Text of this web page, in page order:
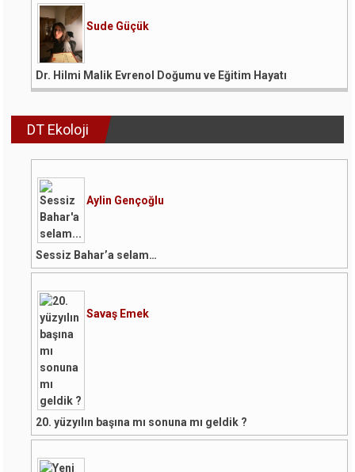
Sude Güçük
Dr. Hilmi Malik Evrenol Doğumu ve Eğitim Hayatı
DT Ekoloji
Aylin Gençoğlu
Sessiz Bahar’a selam…
Savaş Emek
20. yüzyılın başına mı sonuna mı geldik ?